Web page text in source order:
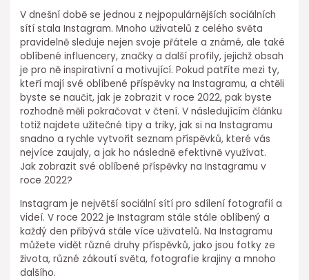
V dnešní době se jednou z nejpopulárnějších sociálních
sítí stala Instagram. Mnoho uživatelů z celého světa
pravidelně sleduje nejen svoje přátele a známé, ale také
oblíbené influencery, značky a další profily, jejichž obsah
je pro ně inspirativní a motivující. Pokud patříte mezi ty,
kteří mají své oblíbené příspěvky na Instagramu, a chtěli
byste se naučit, jak je zobrazit v roce 2022, pak byste
rozhodně měli pokračovat v čtení. V následujícím článku
totiž najdete užitečné tipy a triky, jak si na Instagramu
snadno a rychle vytvořit seznam příspěvků, které vás
nejvíce zaujaly, a jak ho následně efektivně využívat.
Jak zobrazit své oblíbené příspěvky na Instagramu v
roce 2022?
Instagram je největší sociální sítí pro sdílení fotografií a
videí. V roce 2022 je Instagram stále stále oblíbený a
každý den přibývá stále více uživatelů. Na Instagramu
můžete vidět různé druhy příspěvků, jako jsou fotky ze
života, různé zákoutí světa, fotografie krajiny a mnoho
dalšího.